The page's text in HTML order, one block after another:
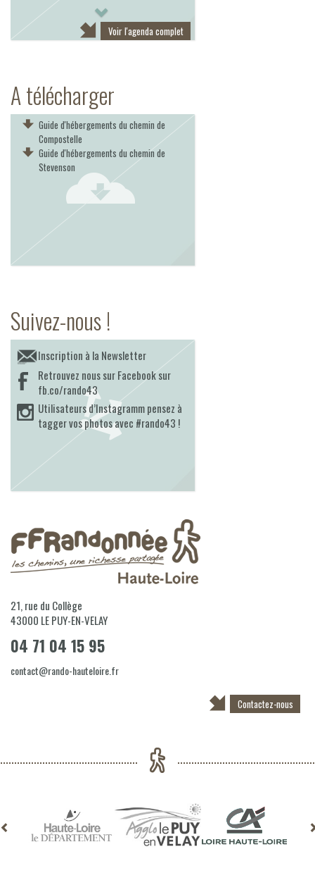
Voir l'agenda complet
A télécharger
Guide d'hébergements du chemin de
Compostelle
Guide d'hébergements du chemin de
Stevenson
Suivez-nous !
Inscription à la Newsletter
Retrouvez nous sur Facebook sur
fb.co/rando43
Utilisateurs d’Instagramm pensez à
tagger vos photos avec #rando43 !
21, rue du Collège
43000 LE PUY-EN-VELAY
04 71 04 15 95
contact@rando-hauteloire.fr
Contactez-nous